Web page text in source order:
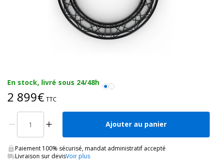
En stock, livré sous 24/48h
2 899€ TTC
Ajouter au panier
Paiement 100% sécurisé, mandat administratif accepté
Livraison sur devisVoir plus